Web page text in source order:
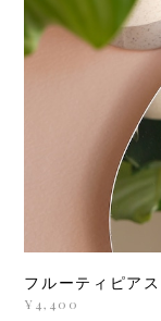
フルーティピア
¥4,400